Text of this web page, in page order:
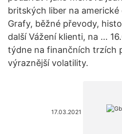
britských liber na americké
Grafy, běžné převody,
další Vážení klienti, na …
týdne na finančních trzích
výraznější volatility.
17.03.2021